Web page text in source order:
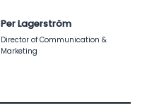
Per Lagerström
Director of Communication &
Marketing